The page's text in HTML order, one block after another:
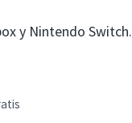
y Nintendo Switch.